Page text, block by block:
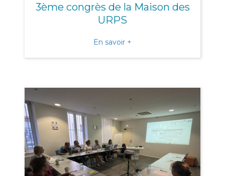
3ème congrès de la Maison des
URPS
En savoir +